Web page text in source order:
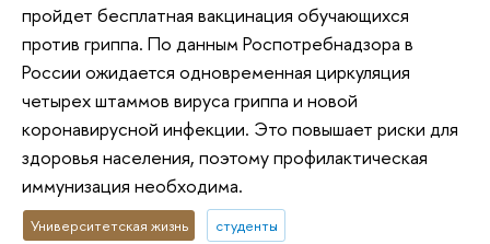
пройдет бесплатная вакцинация обучающихся
против гриппа. По данным Роспотребнадзора в
России ожидается одновременная циркуляция
четырех штаммов вируса гриппа и новой
коронавирусной инфекции. Это повышает риски для
здоровья населения, поэтому профилактическая
иммунизация необходима.
Университетская жизнь студенты